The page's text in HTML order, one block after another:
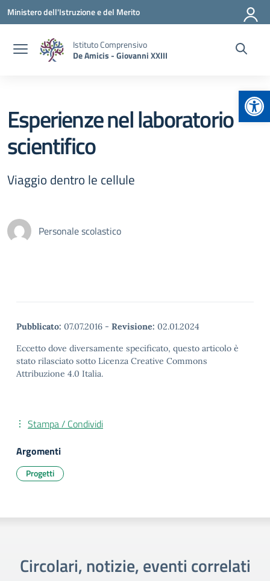
Vai ai contenuti
Vai al menu di navigazione
Vai al footer
Ministero dell'Istruzione e del Merito
Istituto Comprensivo
De Amicis - Giovanni XXIII
Esperienze nel laboratorio
scientifico
Viaggio dentro le cellule
Personale scolastico
Pubblicato: 07.07.2016 - Revisione: 02.01.2024
Eccetto dove diversamente specificato, questo articolo è
stato rilasciato sotto Licenza Creative Commons
Attribuzione 4.0 Italia.
Stampa / Condividi
Argomenti
Progetti
Circolari, notizie, eventi correlati